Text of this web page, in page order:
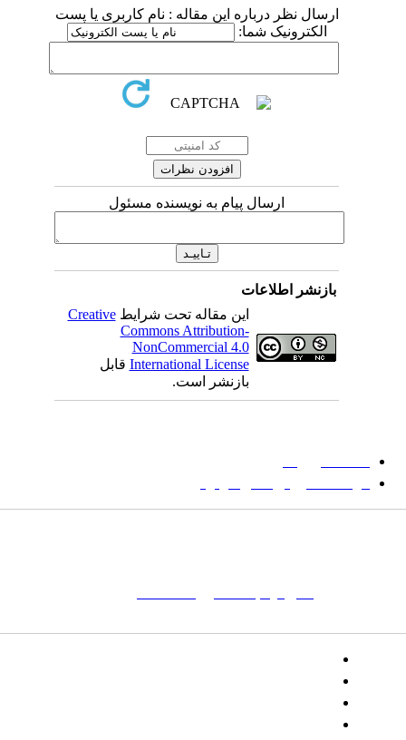
ارسال نظر درباره این مقاله : نام کاربری یا پست
الکترونیک شما:
ارسال پیام به نویسنده مسئول
بازنشر اطلاعات
این مقاله تحت شرایطCreative
Commons Attribution-
NonCommercial 4.0
International Licenseقابل
بازنشر است.
دانشگاه بیرجند
مؤسسه آموزش عالی فردوس
تلفن:
شماره همراه: ۰۹۳۹۳۸۵۵۵۴۴
پیامک: ۱۰۰۰۹۵۴۶۸۹۲۳۱۵
ایمیل: